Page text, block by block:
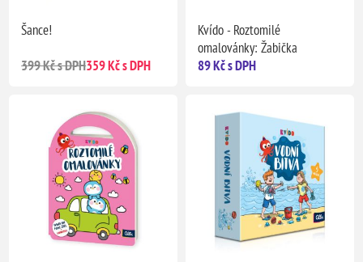
Šance!
399 Kč s DPH359 Kč s DPH
Kvído - Roztomilé
omalovánky: Žabička
89 Kč s DPH